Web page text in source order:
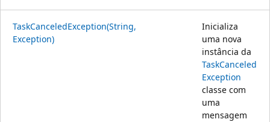
TaskCanceledException(String,
Exception)
Inicializa
uma nova
instância da
TaskCanceled
Exception
classe com
uma
mensagem